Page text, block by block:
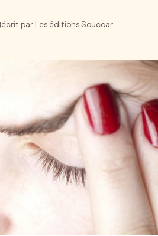
écrit par Les éditions Souccar